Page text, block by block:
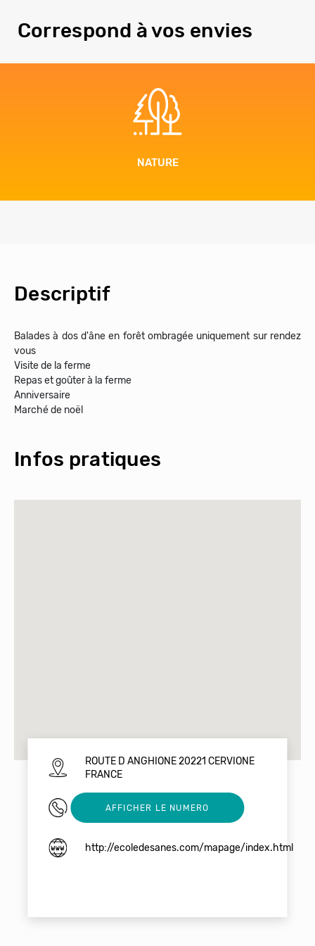
Correspond à vos envies
NATURE
Descriptif
Balades à dos d'âne en forêt ombragée uniquement sur rendez
vous
Visite de la ferme
Repas et goûter à la ferme
Anniversaire
Marché de noël
Infos pratiques
ROUTE D ANGHIONE 20221 CERVIONE
FRANCE
06 17 94 95 60
AFFICHER LE NUMERO
http://ecoledesanes.com/mapage/index.html